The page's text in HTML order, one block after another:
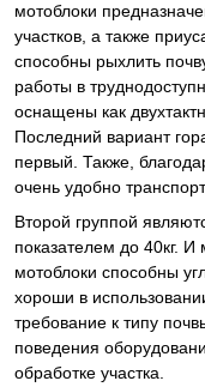
мотоблоки
участков, а также
способны рыхлить
работы в
оснащены как
Последний вариант
первый. Также,
очень удобно
Второй группой
показателем до 40кг.
мотоблоки способны
хороши в
требование к типу
поведения
обработке участка.